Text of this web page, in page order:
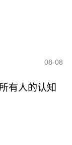
08-08
有人的认知